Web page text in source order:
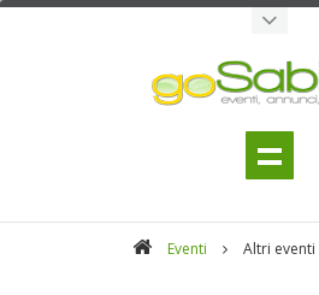
Eventi Altri eventi